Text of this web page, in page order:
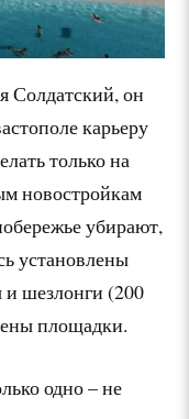
Солдатский, он
карьеру
только на
новостройкам
убирают,
установлены
шезлонги (200
площадки.
одно – не